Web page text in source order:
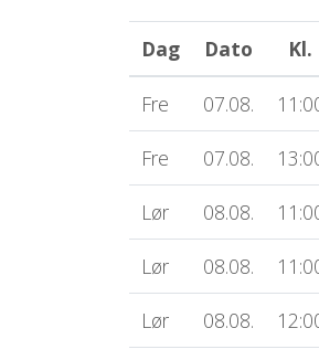
Dag Dato Kl.
Fre 07.08.
Fre 07.08.
Lør 08.08.
Lør 08.08.
Lør 08.08.